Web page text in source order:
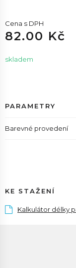
Cena s DPH
82.00 Kč
skladem
PARAMETRY
Barevné provedení
KE STAŽENÍ
Kalkulátor délky